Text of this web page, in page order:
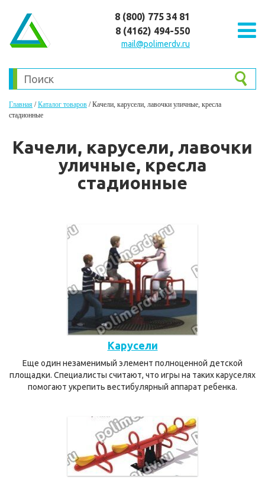
8 (800) 775 34 81
8 (4162) 494-550
mail@polimerdv.ru
Главная /Каталог товаров /Качели, карусели, лавочки уличные, кресла
стадионные
Качели, карусели, лавочки
уличные, кресла
стадионные
Карусели
Еще один незаменимый элемент полноценной детской
площадки. Специалисты считают, что игры на таких каруселях
помогают укрепить вестибулярный аппарат ребенка.